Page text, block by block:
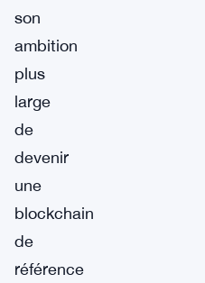
son
ambition
plus
large
de
devenir
une
blockchain
de
référence